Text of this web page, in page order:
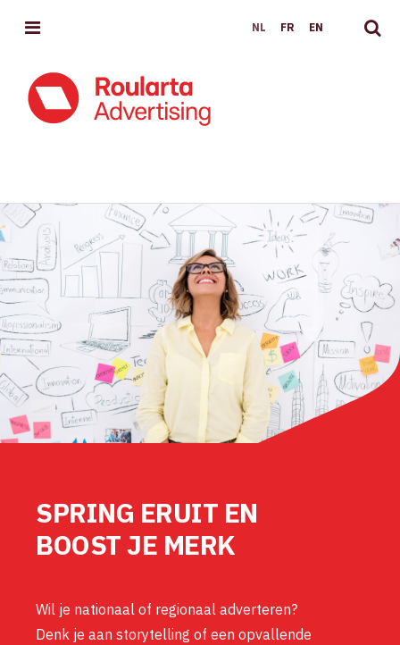
MENU
SPRING ERUIT EN
BOOST JE MERK
Wil je nationaal of regionaal adverteren?
Denk je aan storytelling of een opvallende